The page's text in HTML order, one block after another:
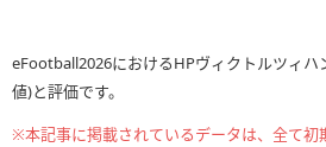
eFootball2026におけるHPヴィクトルツィハ
値)と評価です。
※本記事に掲載されているデータは、全て初